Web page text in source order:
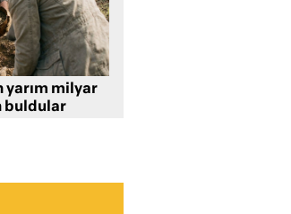
yarım milyar
buldular